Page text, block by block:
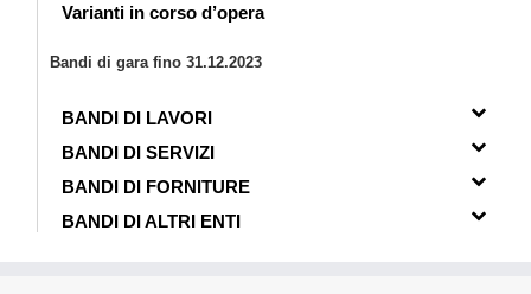
Varianti in corso d’opera
Bandi di gara fino 31.12.2023
BANDI DI LAVORI
BANDI DI SERVIZI
BANDI DI FORNITURE
BANDI DI ALTRI ENTI